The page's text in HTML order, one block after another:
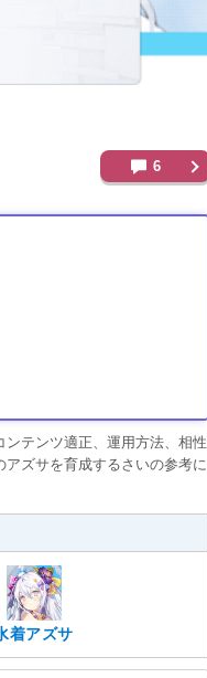
6
テンツ適正、運用方法、相性
ズサを育成するさいの参考に
着アズサ